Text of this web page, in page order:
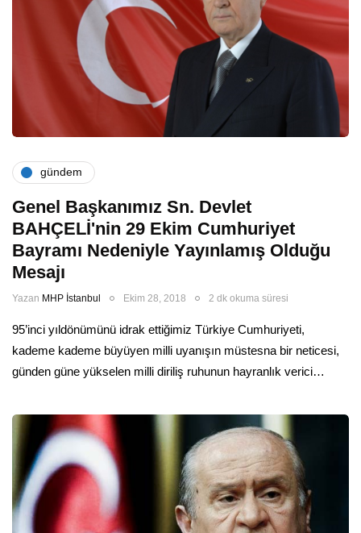
gündem
Genel Başkanımız Sn. Devlet
BAHÇELİ'nin 29 Ekim Cumhuriyet
Bayramı Nedeniyle Yayınlamış Olduğu
Mesajı
Yazan MHP İstanbul Ekim 28, 2018 2 dk okuma süresi
95’inci yıldönümünü idrak ettiğimiz Türkiye Cumhuriyeti,
kademe kademe büyüyen milli uyanışın müstesna bir neticesi,
günden güne yükselen milli diriliş ruhunun hayranlık verici…